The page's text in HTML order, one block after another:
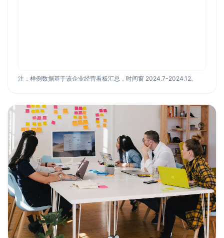
注：样例数据基于该企业经营看板汇总，时间窗 2024.7-2024.12。